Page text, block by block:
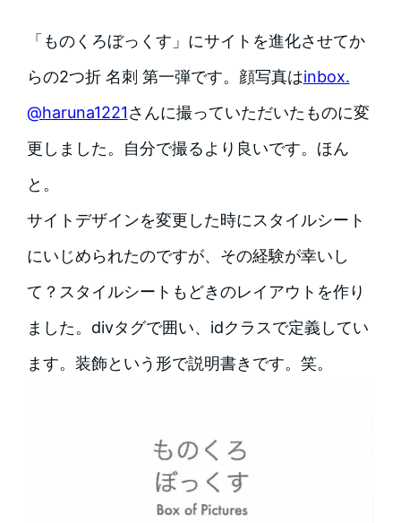
「ものくろぼっくす」にサイトを進化させてか
らの2つ折 名刺 第一弾です。顔写真はinbox.
@haruna1221さんに撮っていただいたものに変
更しました。自分で撮るより良いです。ほん
と。
サイトデザインを変更した時にスタイルシート
にいじめられたのですが、その経験が幸いし
て？スタイルシートもどきのレイアウトを作り
ました。divタグで囲い、idクラスで定義してい
ます。装飾という形で説明書きです。笑。